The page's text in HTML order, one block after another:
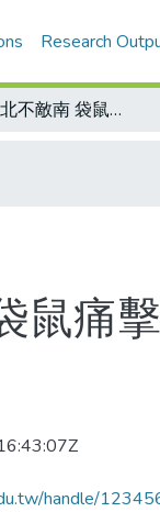
Research
橄欖球雙強 北不敵南 袋鼠痛擊雄獅 59年來頭一回 法國輸給紐西蘭隊 臨走又添敗績
鼠痛
handle/